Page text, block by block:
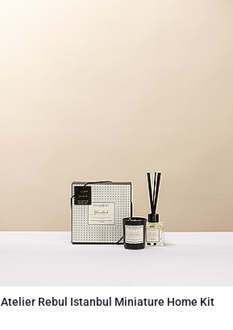
Atelier Rebul Istanbul Miniature Home Kit